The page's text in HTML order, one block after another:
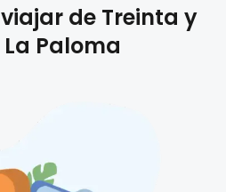
viajar de Treinta y
La Paloma